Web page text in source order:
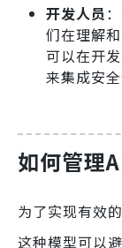
开发人员
们在理解
可以在开
来集成安全
如何管理
为了实现有效
这种模型可以